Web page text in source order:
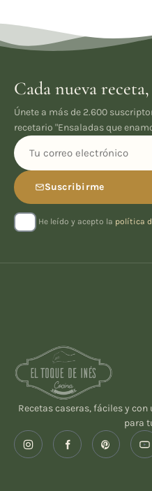
Cada nueva
Únete a más de 2.600
recetario "Ensaladas que
Suscribirme
He leído y acepto la política
Recetas caseras, fáciles y con
para